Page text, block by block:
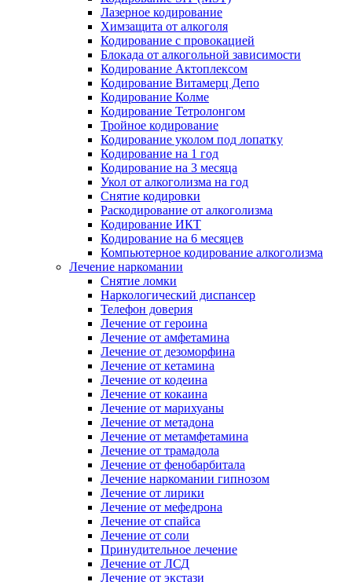
Лазерное кодирование
Химзащита от алкоголя
Кодирование с провокацией
Блокада от алкогольной зависимости
Кодирование Актоплексом
Кодирование Витамерц Депо
Кодирование Колме
Кодирование Тетролонгом
Тройное кодирование
Кодирование уколом под лопатку
Кодирование на 1 год
Кодирование на 3 месяца
Укол от алкоголизма на год
Снятие кодировки
Раскодирование от алкоголизма
Кодирование ИКТ
Кодирование на 6 месяцев
Компьютерное кодирование алкоголизма
Лечение наркомании
Снятие ломки
Наркологический диспансер
Телефон доверия
Лечение от героина
Лечение от амфетамина
Лечение от дезоморфина
Лечение от кетамина
Лечение от кодеина
Лечение от кокаина
Лечение от марихуаны
Лечение от метадона
Лечение от метамфетамина
Лечение от трамадола
Лечение от фенобарбитала
Лечение наркомании гипнозом
Лечение от лирики
Лечение от мефедрона
Лечение от спайса
Лечение от соли
Принудительное лечение
Лечение от ЛСД
Лечение от экстази